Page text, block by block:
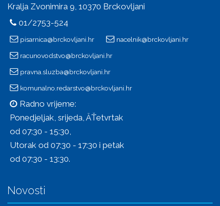
Kralja Zvonimira 9, 10370 Brckovljani
01/2753-524
pisarnica@brckovljani.hr nacelnik@brckovljani.hr
racunovodstvo@brckovljani.hr
pravna.sluzba@brckovljani.hr
komunalno.redarstvo@brckovljani.hr
Radno vrijeme:
Ponedjeljak, srijeda, ÄŤetvrtak
od 07:30 - 15:30,
Utorak od 07:30 - 17:30 i petak
od 07:30 - 13:30.
Novosti